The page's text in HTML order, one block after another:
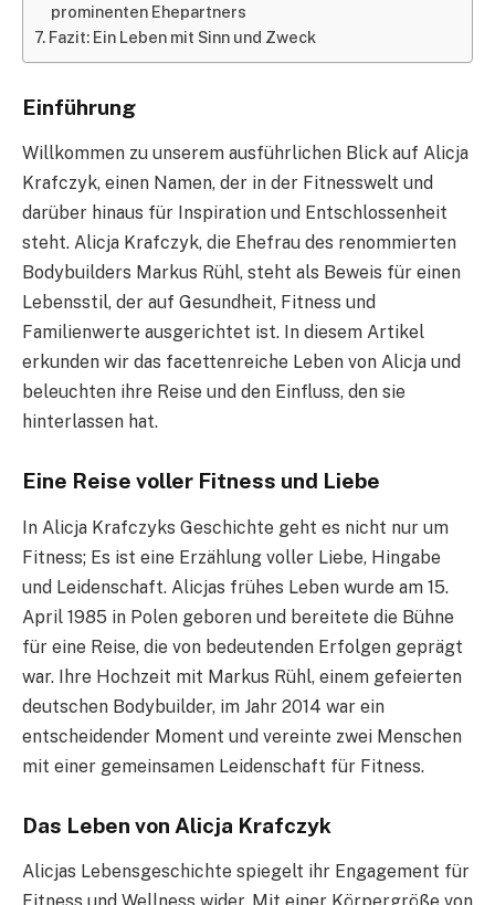
prominenten Ehepartners
Fazit: Ein Leben mit Sinn und Zweck
Einführung
Willkommen zu unserem ausführlichen Blick auf Alicja
Krafczyk, einen Namen, der in der Fitnesswelt und
darüber hinaus für Inspiration und Entschlossenheit
steht. Alicja Krafczyk, die Ehefrau des renommierten
Bodybuilders Markus Rühl, steht als Beweis für einen
Lebensstil, der auf Gesundheit, Fitness und
Familienwerte ausgerichtet ist. In diesem Artikel
erkunden wir das facettenreiche Leben von Alicja und
beleuchten ihre Reise und den Einfluss, den sie
hinterlassen hat.
Eine Reise voller Fitness und Liebe
In Alicja Krafczyks Geschichte geht es nicht nur um
Fitness; Es ist eine Erzählung voller Liebe, Hingabe
und Leidenschaft. Alicjas frühes Leben wurde am 15.
April 1985 in Polen geboren und bereitete die Bühne
für eine Reise, die von bedeutenden Erfolgen geprägt
war. Ihre Hochzeit mit Markus Rühl, einem gefeierten
deutschen Bodybuilder, im Jahr 2014 war ein
entscheidender Moment und vereinte zwei Menschen
mit einer gemeinsamen Leidenschaft für Fitness.
Das Leben von Alicja Krafczyk
Alicjas Lebensgeschichte spiegelt ihr Engagement für